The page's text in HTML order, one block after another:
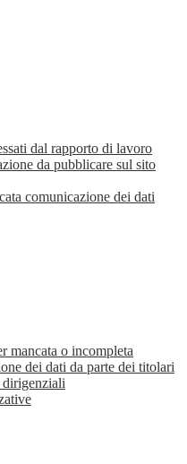
dal rapporto di lavoro
da pubblicare sul sito
comunicazione dei dati
mancata o incompleta
dei dati da parte dei titolari